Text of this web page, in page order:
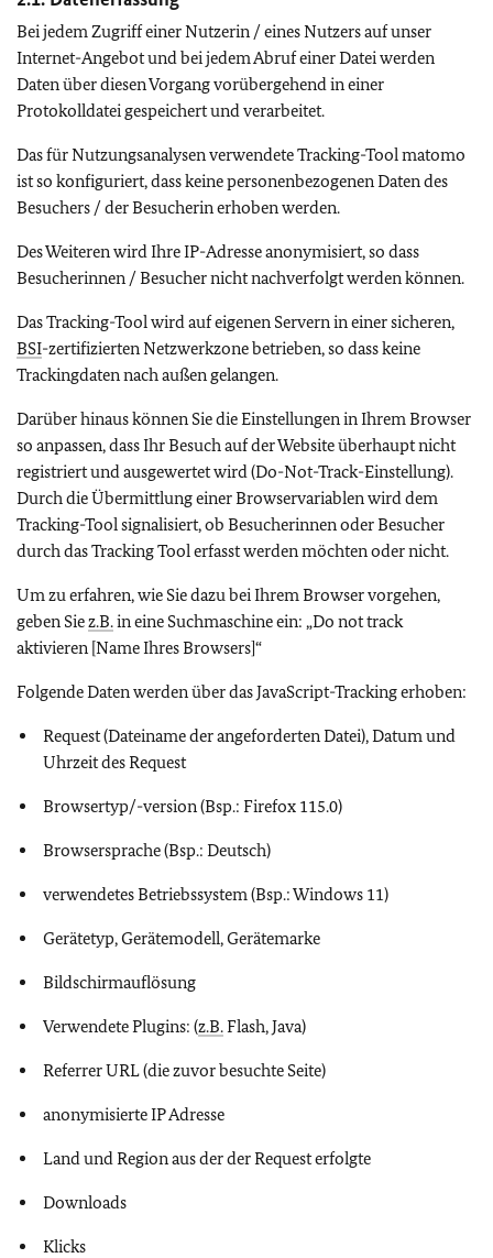
Bei jedem Zugriff einer Nutzerin / eines Nutzers auf unser
Internet-Angebot und bei jedem Abruf einer Datei werden
Daten über diesen Vorgang vorübergehend in einer
Protokolldatei gespeichert und verarbeitet.
Das für Nutzungsanalysen verwendete Tracking-Tool matomo
ist so konfiguriert, dass keine personenbezogenen Daten des
Besuchers / der Besucherin erhoben werden.
Des Weiteren wird Ihre IP-Adresse anonymisiert, so dass
Besucherinnen / Besucher nicht nachverfolgt werden können.
Das Tracking-Tool wird auf eigenen Servern in einer sicheren,
BSI-zertifizierten Netzwerkzone betrieben, so dass keine
Trackingdaten nach außen gelangen.
Darüber hinaus können Sie die Einstellungen in Ihrem Browser
so anpassen, dass Ihr Besuch auf der Website überhaupt nicht
registriert und ausgewertet wird (Do-Not-Track-Einstellung).
Durch die Übermittlung einer Browservariablen wird dem
Tracking-Tool signalisiert, ob Besucherinnen oder Besucher
durch das Tracking Tool erfasst werden möchten oder nicht.
Um zu erfahren, wie Sie dazu bei Ihrem Browser vorgehen,
geben Siez.B.in eine Suchmaschine ein: „Do not track
aktivieren [Name Ihres Browsers]“
Folgende Daten werden über das JavaScript-Tracking erhoben:
Request (Dateiname der angeforderten Datei), Datum und
Uhrzeit des Request
Browsertyp/-version (Bsp.: Firefox 115.0)
Browsersprache (Bsp.: Deutsch)
verwendetes Betriebssystem (Bsp.: Windows 11)
Gerätetyp, Gerätemodell, Gerätemarke
Bildschirmauflösung
Verwendete Plugins: (z.B.Flash, Java)
Referrer URL (die zuvor besuchte Seite)
anonymisierte IP Adresse
Land und Region aus der der Request erfolgte
Downloads
Klicks